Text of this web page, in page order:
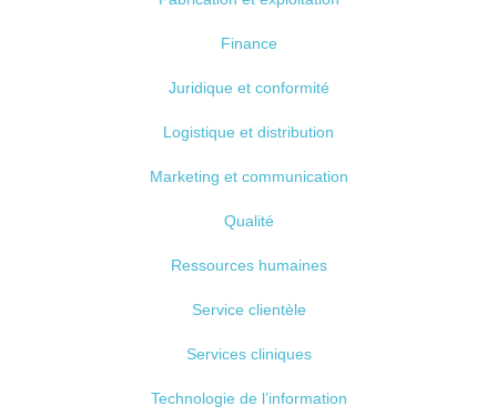
Finance
Juridique et conformité
Logistique et distribution
Marketing et communication
Qualité
Ressources humaines
Service clientèle
Services cliniques
Technologie de l’information